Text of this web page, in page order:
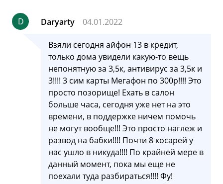
D Daryarty 04.01.2022
Взяли сегодня айфон 13 в кредит,
только дома увидели какую-то вещь
непонятную за 3,5к, антивирус за 3,5к и
3!!!! 3 сим карты Мегафон по 300р!!!! Это
просто позорище! Ехать в салон
больше часа, сегодня уже нет на это
времени, в поддержке ничем помочь
не могут вообще!!! Это просто наглеж и
развод на бабки!!!! Почти 8 косарей у
нас ушло в никуда!!!! По крайней мере в
данный момент, пока мы еще не
поехали туда разбираться!!!! Фу!